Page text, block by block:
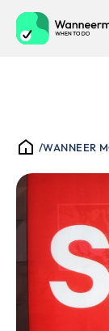
/WANNEER